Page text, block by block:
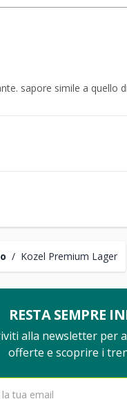
/ Kozel Premium Lager
sapore simile a quello
RESTA SEMPRE
alla newsletter per
offerte e scoprire i